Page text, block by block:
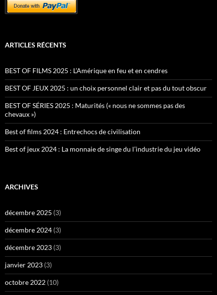
ARTICLES RÉCENTS
BEST OF FILMS 2025 : L’Amérique en feu et en cendres
BEST OF JEUX 2025 : un choix personnel clair et pas du tout obscur
BEST OF SÉRIES 2025 : Maturités (« nous ne sommes pas des
chevaux »)
Best of films 2024 : Entrechocs de civilisation
Best of jeux 2024 : La monnaie de singe du l’industrie du jeu vidéo
ARCHIVES
décembre 2025 (3)
décembre 2024 (3)
décembre 2023 (3)
janvier 2023 (3)
octobre 2022 (10)